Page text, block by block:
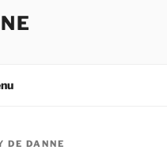
DE DANNE